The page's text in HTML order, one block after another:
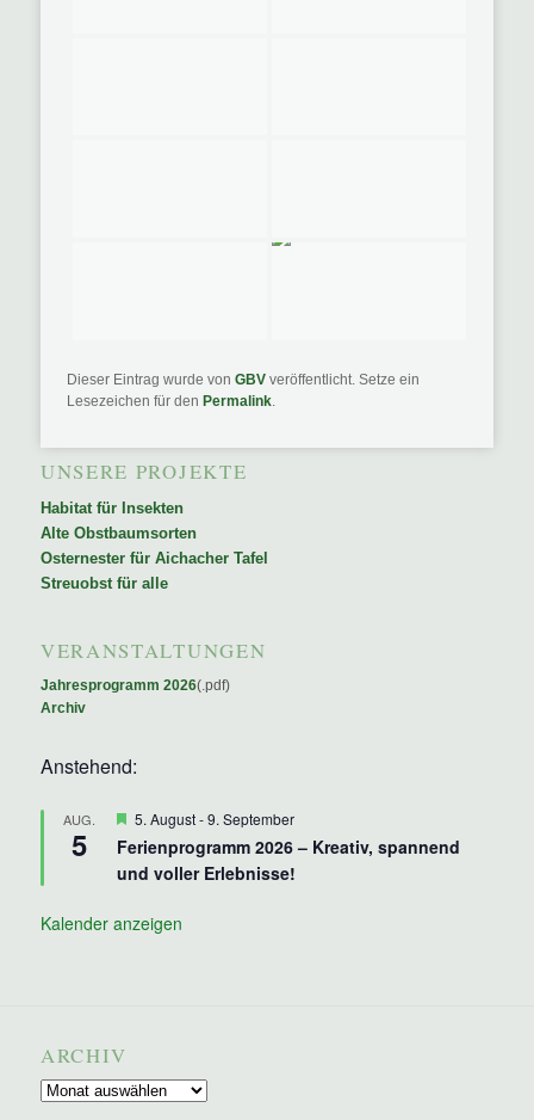
Dieser Eintrag wurde von GBVveröffentlicht. Setze ein
Lesezeichen für den Permalink.
UNSERE PROJEKTE
Habitat für Insekten
Alte Obstbaumsorten
Osternester für Aichacher Tafel
Streuobst für alle
VERANSTALTUNGEN
Jahresprogramm 2026(.pdf)
Archiv
Anstehend:
AUG.
5
Hervorgehoben
5. August-9. September
Ferienprogramm 2026 – Kreativ, spannend
und voller Erlebnisse!
Kalender anzeigen
ARCHIV
Archiv